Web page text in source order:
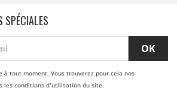
SPÉCIALES
à tout moment. Vous trouverez pour cela nos
les conditions d'utilisation du site.